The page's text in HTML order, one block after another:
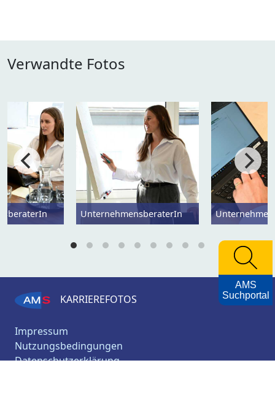
Verwandte Fotos
UnternehmensberaterIn
KARRIEREFOTOS
Impressum
Nutzungsbedingungen
Datenschutzerklärung
AMS
Suchportal